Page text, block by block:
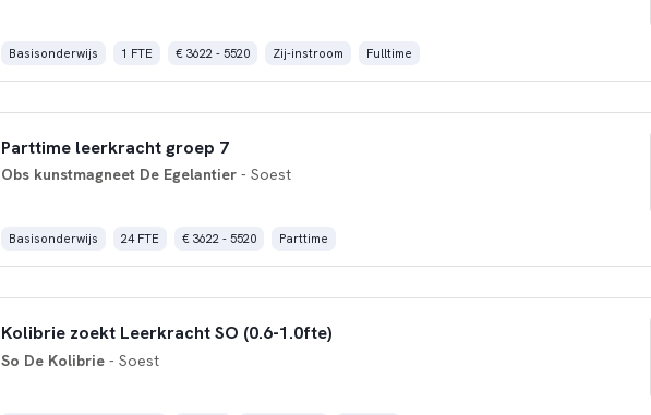
Basisonderwijs 1 FTE € 3622 - 5520 Zij-instroom Fulltime
Parttime leerkracht groep 7
Obs kunstmagneet De Egelantier- Soest
Basisonderwijs 24 FTE € 3622 - 5520 Parttime
Kolibrie zoekt Leerkracht SO (0.6-1.0fte)
So De Kolibrie- Soest